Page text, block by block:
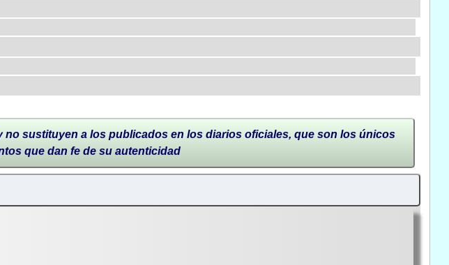
sustituyen a los publicados en los diarios oficiales, que son los únicos
que dan fe de su autenticidad